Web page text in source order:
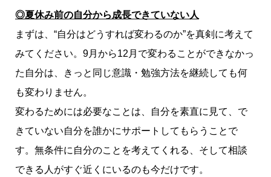
◎夏休み前の自分から成長できていない人
まずは、“自分はどうすれば変わるのか”を真剣に考えて
みてください。9月から12月で変わることができなかっ
た自分は、きっと同じ意識・勉強方法を継続しても何
も変わりません。
変わるためには必要なことは、自分を素直に見て、で
きていない自分を誰かにサポートしてもらうことで
す。無条件に自分のことを考えてくれる、そして相談
できる人がすぐ近くにいるのも今だけです。